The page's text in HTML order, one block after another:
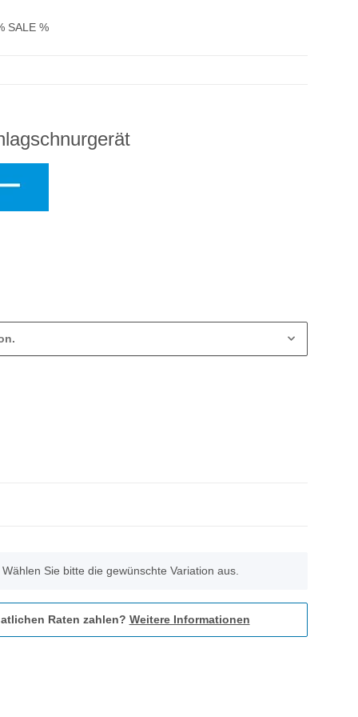
SALE %
Sie bitte die gewünschte Variation aus.
Raten zahlen? Weitere Informationen